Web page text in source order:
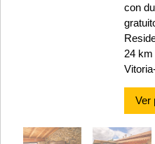
con
24
Ver